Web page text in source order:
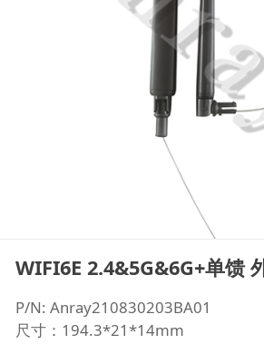
WIFI6E 2.4&5G&6G+单馈
P/N: Anray210830203BA01
尺寸：194.3*21*14mm